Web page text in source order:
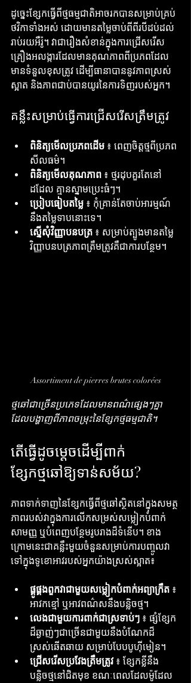
ដូច្នេះខ្សែកធ្វើពីថ្មធម្មជាតិអាចរកបានសម្រាប់គ្រប់
ថវិកាទាំងអស់ ដោយមានតម្លៃចាប់ពីពីរបីដប់ដល់
រាប់រយអឺរ៉ូ។ វាជារឿងសំខាន់ក្នុងការជ្រើសរើស
គ្រឿងអលង្ការដែលមានគុណភាពពីប្រភពដែល
មានទំនួលខុសត្រូវ ដើម្បីធានាបាននូវភាពស្រស់
ស្អាត និងភាពជាប់បានយូរនៃការទិញរបស់អ្នក។
គន្លឹះសម្រាប់ធ្វើការជ្រើសរើសត្រឹមត្រូវ
ពិនិត្យមើលប្រភពដើម ៖ ពេញចិត្តថ្មពីប្រភព
សីលធម៌។
ពិនិត្យមើលគុណភាព ៖ ថ្មរដុបគួរតែនៅ
ដដែល គ្មានស្នាមប្រេះធំៗ។
ប្រៀបធៀបតម្លៃ ៖ កុំគ្រាន់តែចាប់អារម្មណ៍
នឹងតម្លៃទាបនោះទេ។
ស្នើសុំវិញ្ញាបនបត្រ ៖ សម្រាប់ត្បូងមានតម្លៃ
វិញ្ញាបនបត្រភាពត្រឹមត្រូវគឺជាការបន្ថែម។
Assortiment de pierres brutes colorées
ថ្មឆៅជាច្រើនប្រភេទដែលមានពណ៌ផ្សេងៗគ្នា
ដែលបង្ហាញពីភាពចម្រុះនៃខ្សែកថ្មធម្មជាតិ។
តើធ្វើដូចម្តេចដើម្បីពាក់
ខ្សែកថ្មឆៅឱ្យទាន់សម័យ?
ភាពទាក់ទាញនៃខ្សែកធ្វើពីថ្មឆៅស្ថិតនៅក្នុងសមត្ថ
ភាពរបស់វាក្នុងការលើកសម្រស់សម្លៀកបំពាក់
សាមញ្ញ ឬបំពេញបន្ថែមរូបរាងដ៏ទំនើប។ ខាង
ក្រោមនេះជាគន្លឹះមួយចំនួនសម្រាប់ការបញ្ចូលវា
ទៅក្នុងទូខោអាវរបស់អ្នកយ៉ាងស្រស់ស្អាត៖
ផ្គូផ្គងពួកវាជាមួយសម្លៀកបំពាក់អព្យាក្រឹត ៖
អាវកខ្មៅ ឬអាវពណ៌សនឹងបន្លិចថ្ម។
លេងជាមួយការពាក់ជាស្រទាប់ៗ ៖ ផ្សំខ្សែក
ដ៏ឆ្ងាញ់ៗជាច្រើនជាមួយនឹងបំណែកដ៏
ស្រស់ឆើតឆាយ សម្រាប់បែបបូហ៊ីមៀន។
ជ្រើសរើសប្រវែងត្រឹមត្រូវ ៖ ខ្សែកខ្លីនឹង
បន្លិចថ្មនៅជិតមុខ ខណៈពេលដែលម៉ូដែល